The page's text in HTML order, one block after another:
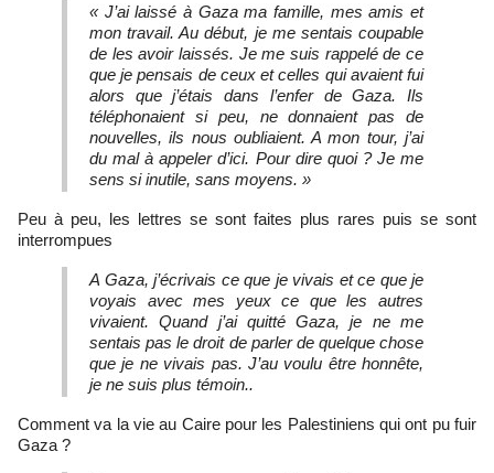
« J’ai laissé à Gaza ma famille, mes amis et
mon travail. Au début, je me sentais coupable
de les avoir laissés. Je me suis rappelé de ce
que je pensais de ceux et celles qui avaient fui
alors que j’étais dans l’enfer de Gaza. Ils
téléphonaient si peu, ne donnaient pas de
nouvelles, ils nous oubliaient. A mon tour, j’ai
du mal à appeler d’ici. Pour dire quoi ? Je me
sens si inutile, sans moyens. »
Peu à peu, les lettres se sont faites plus rares puis se sont
interrompues
A Gaza, j’écrivais ce que je vivais et ce que je
voyais avec mes yeux ce que les autres
vivaient. Quand j’ai quitté Gaza, je ne me
sentais pas le droit de parler de quelque chose
que je ne vivais pas. J’au voulu être honnête,
je ne suis plus témoin..
Comment va la vie au Caire pour les Palestiniens qui ont pu fuir
Gaza ?